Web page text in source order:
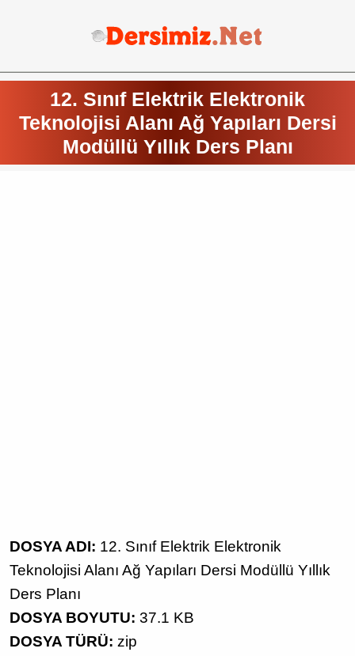
12. Sınıf Elektrik Elektronik
Teknolojisi Alanı Ağ Yapıları Dersi
Modüllü Yıllık Ders Planı
DOSYA ADI: 12. Sınıf Elektrik Elektronik
Teknolojisi Alanı Ağ Yapıları Dersi Modüllü Yıllık
Ders Planı
DOSYA BOYUTU: 37.1 KB
DOSYA TÜRÜ: zip